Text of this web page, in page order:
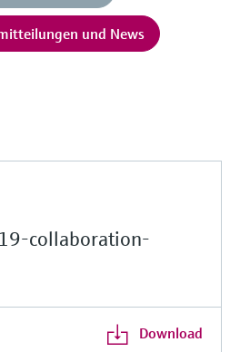
und News
collaboration-
Download